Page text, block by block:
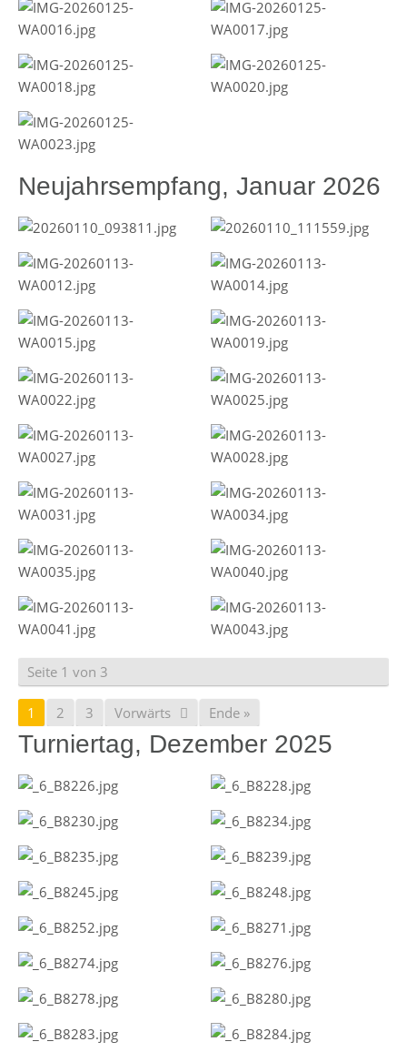
Neujahrsempfang, Januar 2026
Seite 1 von 3
1 2 3 Vorwärts Ende »
Turniertag, Dezember 2025